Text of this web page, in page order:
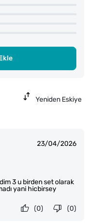
Yeniden Eskiye
23/04/2026
3 u birden set olarak
yani hicbirsey
(0)
(0)